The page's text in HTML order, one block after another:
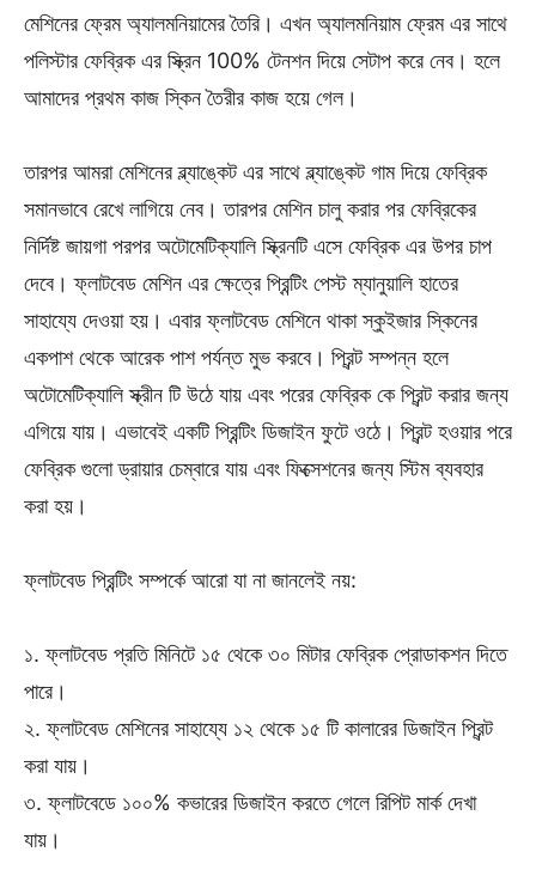
মেশিনের ফ্রেম অ্যালমনিয়ামের তৈরি। এখন অ্যালমনিয়াম ফ্রেম এর সাথে
পলিস্টার ফেব্রিক এর স্ক্রিন 100% টেনশন দিয়ে সেটাপ করে নেব। হলে
আমাদের প্রথম কাজ স্কিন তৈরীর কাজ হয়ে গেল।
তারপর আমরা মেশিনের ব্ল্যাঙ্কেট এর সাথে ব্ল্যাঙ্কেট গাম দিয়ে ফেব্রিক
সমানভাবে রেখে লাগিয়ে নেব। তারপর মেশিন চালু করার পর ফেব্রিকের
নির্দিষ্ট জায়গা পরপর অটোমেটিক্যালি স্ক্রিনটি এসে ফেব্রিক এর উপর চাপ
দেবে। ফ্লাটবেড মেশিন এর ক্ষেত্রে প্রিন্টিং পেস্ট ম্যানুয়ালি হাতের
সাহায্যে দেওয়া হয়। এবার ফ্লাটবেড মেশিনে থাকা স্কুইজার স্কিনের
একপাশ থেকে আরেক পাশ পর্যন্ত মুভ করবে। প্রিন্ট সম্পন্ন হলে
অটোমেটিক্যালি স্ক্রীন টি উঠে যায় এবং পরের ফেব্রিক কে প্রিন্ট করার জন্য
এগিয়ে যায়। এভাবেই একটি প্রিন্টিং ডিজাইন ফুটে ওঠে। প্রিন্ট হওয়ার পরে
ফেব্রিক গুলো ড্রায়ার চেম্বারে যায় এবং ফিক্সেশনের জন্য স্টিম ব্যবহার
করা হয়।
ফ্লাটবেড প্রিন্টিং সম্পর্কে আরো যা না জানলেই নয়:
১. ফ্লাটবেড প্রতি মিনিটে ১৫ থেকে ৩০ মিটার ফেব্রিক প্রোডাকশন দিতে
পারে।
২. ফ্লাটবেড মেশিনের সাহায্যে ১২ থেকে ১৫ টি কালারের ডিজাইন প্রিন্ট
করা যায়।
৩. ফ্লাটবেডে ১০০% কভারের ডিজাইন করতে গেলে রিপিট মার্ক দেখা
যায়।